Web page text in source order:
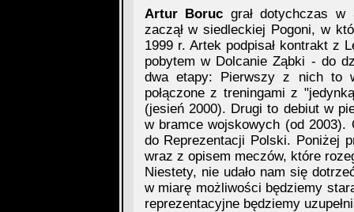
Artur Boruc grał dotychczas
zaczął w siedleckiej Pogoni, w
1999 r. Artek podpisał kontrakt z
pobytem w Dolcanie Ząbki - do
dwa etapy: Pierwszy z nich to
połączone z treningami z
(jesień 2000). Drugi to debiut w
w bramce wojskowych (od 2003).
do Reprezentacji Polski. Poniżej
wraz z opisem meczów, które
Niestety, nie udało nam się
w miarę możliwości będziemy
reprezentacyjne będziemy